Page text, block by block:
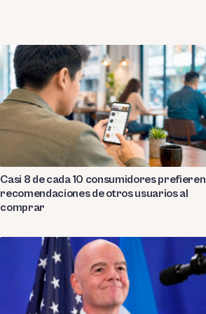
Casi 8 de cada 10 consumidores prefieren
recomendaciones de otros usuarios al
comprar